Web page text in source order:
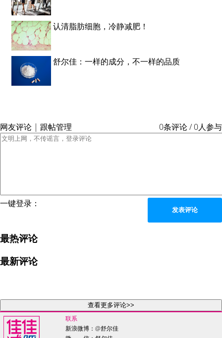
认清脂肪细胞，冷静减肥！
舒尔佳：一样的成分，不一样的品质
网友评论 | 跟帖管理 0条评论 / 0人参与
一键登录：
发表评论
最热评论
最新评论
查看更多评论>>
联系
新浪微博： @舒尔佳